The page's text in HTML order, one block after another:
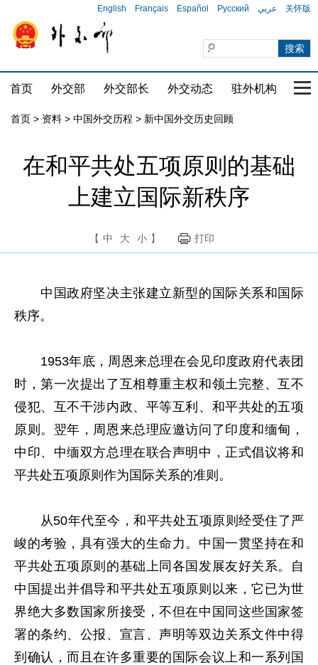
English Français Español Русский عربي 关怀版
首页 外交部 外交部长 外交动态 驻外机构 国
首页 > 资料 > 中国外交历程 > 新中国外交历史回顾
在和平共处五项原则的基础
上建立国际新秩序
【 中 大 小 】 打印
中国政府坚决主张建立新型的国际关系和国际
秩序。
1953年底，周恩来总理在会见印度政府代表团
时，第一次提出了互相尊重主权和领土完整、互不
侵犯、互不干涉内政、平等互利、和平共处的五项
原则。翌年，周恩来总理应邀访问了印度和缅甸，
中印、中缅双方总理在联合声明中，正式倡议将和
平共处五项原则作为国际关系的准则。
从50年代至今，和平共处五项原则经受住了严
峻的考验，具有强大的生命力。中国一贯坚持在和
平共处五项原则的基础上同各国发展友好关系。自
中国提出并倡导和平共处五项原则以来，它已为世
界绝大多数国家所接受，不但在中国同这些国家签
署的条约、公报、宣言、声明等双边关系文件中得
到确认，而且在许多重要的国际会议上和一系列国